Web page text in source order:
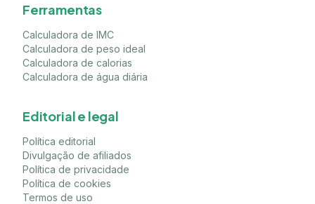
Ferramentas
Calculadora de IMC
Calculadora de peso ideal
Calculadora de calorias
Calculadora de água diária
Editorial e legal
Política editorial
Divulgação de afiliados
Política de privacidade
Política de cookies
Termos de uso